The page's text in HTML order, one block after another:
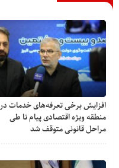
افزایش برخی تعرفه‌های خدمات در
منطقه ویژه اقتصادی پیام تا طی
مراحل قانونی متوقف شد